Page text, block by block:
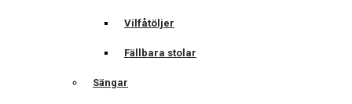
Vilfåtöljer
Fällbara stolar
Sängar